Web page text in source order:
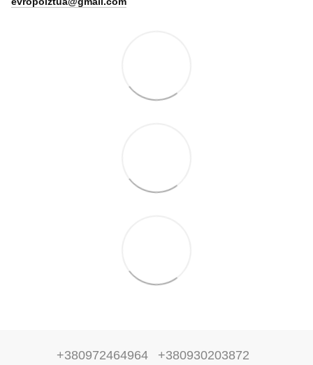
+380972464964 +380930203872